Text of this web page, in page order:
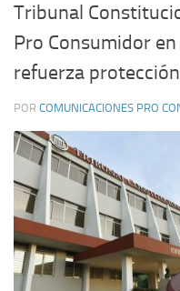
Tribunal
Pro Consumidor
refuerza
POR COMUNICACIONES PRO